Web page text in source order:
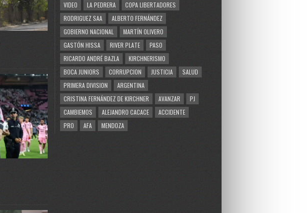
VIDEO
LA PEDRERA
COPA LIBERTADORES
RODRIGUEZ SAA
ALBERTO FERNÁNDEZ
GOBIERNO NACIONAL
MARTÍN OLIVERO
GASTÓN HISSA
RIVER PLATE
PASO
RICARDO ANDRÉ BAZLA
KIRCHNERISMO
BOCA JUNIORS
CORRUPCION JUSTICIA
SALUD
PRIMERA DIVISION
ARGENTINA
CRISTINA FERNÁNDEZ DE KIRCHNER
AVANZAR
PJ
CAMBIEMOS
ALEJANDRO CACACE
ACCIDENTE
PRO
AFA MENDOZA